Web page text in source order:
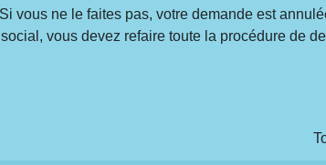
vous ne le faites pas, votre demande est
vous devez refaire toute la procédure de